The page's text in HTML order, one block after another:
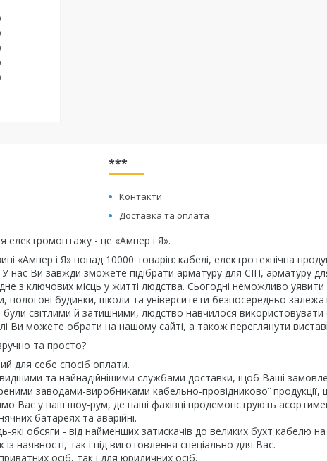
***
Контакти
Доставка та оплата
електромонтажу - це «Ампер і Я».
«Ампер і Я» понад 10000 товарів: кабелі, електротехнічна
У нас Ви завжди зможете підібрати арматуру для СІП, арматуру
з ключових місць у житті людства. Сьогодні неможливо
пологові будинки, школи та університети безпосередньо
були світлими й затишними, людство навчилося використовувати
Ви можете обрати на нашому сайті, а також переглянути
та просто?
для себе спосіб оплати.
та найнадійнішими службами доставки, щоб Ваші
заводами-виробниками кабельно-провідникової продукції,
Вас у наш шоу-рум, де наші фахівці продемонструють
батареях та аварійні.
обсяги - від найменших затискачів до великих бухт кабелю
наявності, так і під виготовлення спеціально для Вас.
осіб, так і для юридичних осіб.